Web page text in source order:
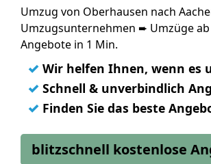
Umzug von Oberhausen nach
Umzugsunternehmen ➨ Umzüge ab
Angebote in 1 Min.
✓ Wir helfen Ihnen, wenn es
✓ Schnell & unverbindlich
✓ Finden Sie das beste
blitzschnell kostenlose